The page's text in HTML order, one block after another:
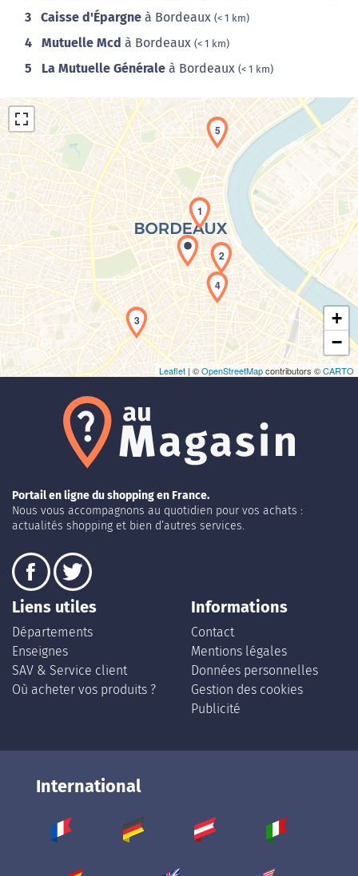
3 Caisse d'Épargne à Bordeaux (< 1 km)
4 Mutuelle Mcd à Bordeaux (< 1 km)
5 La Mutuelle Générale à Bordeaux (< 1 km)
Chargement de la carte en cours...
1
2
3
4
5
+
−
Leaflet | ©OpenStreetMapcontributors ©CARTO
Portail en ligne du shopping en France.
Nous vous accompagnons au quotidien pour vos achats :
actualités shopping et bien d’autres services.
Liens utiles
Départements
Enseignes
SAV & Service client
Où acheter vos produits ?
Informations
Contact
Mentions légales
Données personnelles
Gestion des cookies
Publicité
International